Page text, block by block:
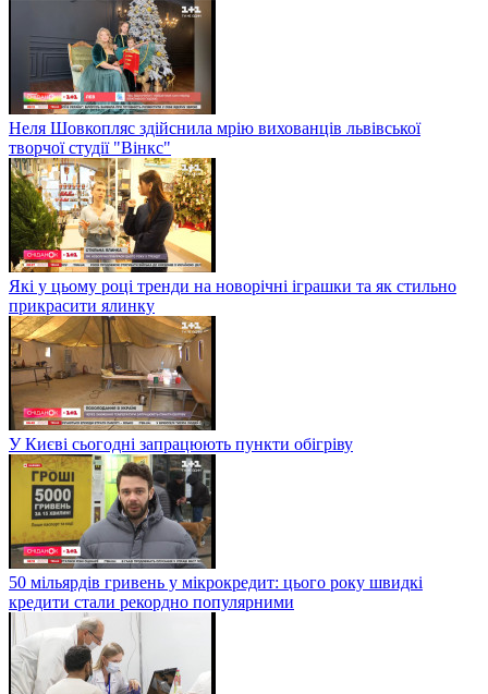
Неля Шовкопляс здійснила мрію вихованців львівської
творчої студії "Вінкс"
Які у цьому році тренди на новорічні іграшки та як стильно
прикрасити ялинку
У Києві сьогодні запрацюють пункти обігріву
50 мільярдів гривень у мікрокредит: цього року швидкі
кредити стали рекордно популярними